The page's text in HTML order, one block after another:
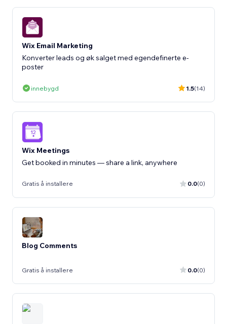
Wix Email Marketing
Konverter leads og øk salget med egendefinerte e-
poster
innebygd 1.5(14)
Wix Meetings
Get booked in minutes — share a link, anywhere
Gratis å installere 0.0(0)
Blog Comments
Gratis å installere 0.0(0)